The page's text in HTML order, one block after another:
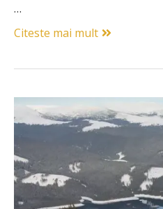
…
Citeste mai mult